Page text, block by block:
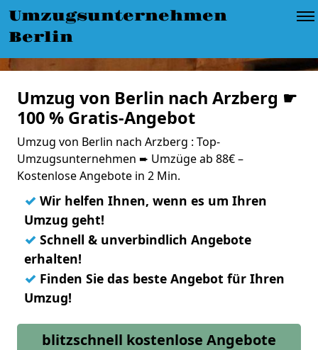
Umzugsunternehmen
Berlin
Umzug von Berlin nach Arzberg ☛
100 % Gratis-Angebot
Umzug von Berlin nach Arzberg : Top-
Umzugsunternehmen ➨ Umzüge ab 88€ –
Kostenlose Angebote in 2 Min.
✓ Wir helfen Ihnen, wenn es um Ihren
Umzug geht!
✓ Schnell & unverbindlich Angebote
erhalten!
✓ Finden Sie das beste Angebot für Ihren
Umzug!
blitzschnell kostenlose Angebote